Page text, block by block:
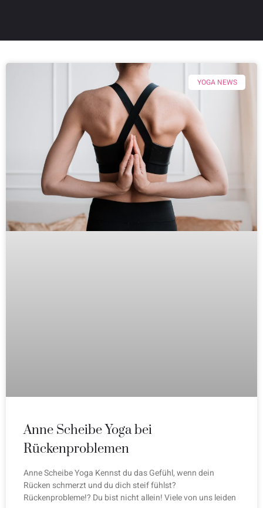
YOGA NEWS
Anne Scheibe Yoga bei
Rückenproblemen
Anne Scheibe Yoga Kennst du das Gefühl, wenn dein
Rücken schmerzt und du dich steif fühlst?
Rückenprobleme!? Du bist nicht allein! Viele von uns leiden